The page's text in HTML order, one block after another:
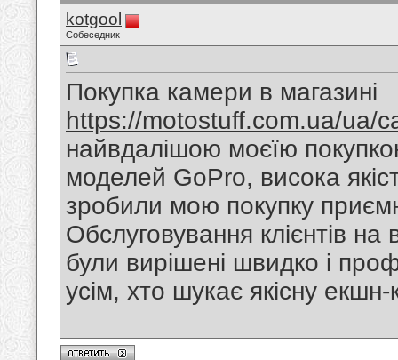
kotgool
Собеседник
Покупка камери в магазині
https://motostuff.com.ua/ua/
найвдалішою моєїю
моделей GoPro, висока
зробили мою покупку
Обслуговування клієнтів на
були вирішені швидко і
усім, хто шукає якісну